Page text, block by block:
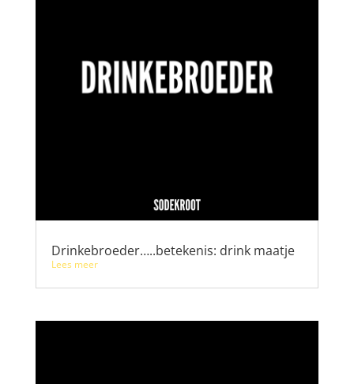
Drinkebroeder…..betekenis: drink maatje
Lees meer